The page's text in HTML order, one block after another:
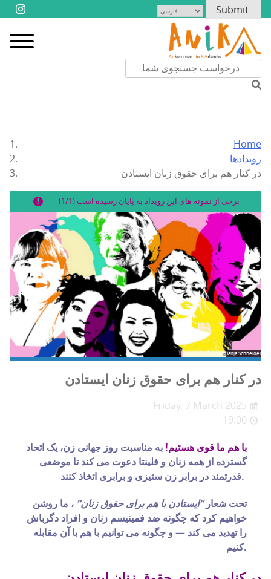
Home
رویدادها
در کنار هم برای حقوق زنان ایستادن
برخی از نمونه های این رویداد به پایان رسیده است (1/1)
Tanja Schneider
در کنار هم برای حقوق زنان ایستادن
Friday, 7 March 2025
19:00
با هم ما قوی هستیم! به مناسبت روز جهانی زن، یک اتحاد
گسترده از همه زنان و فلینتا دعوت می کند تا موضعی
قدرتمند در برابر زن ستیزی و برابری اتخاذ کنند.
تحت شعار“ایستادن با هم برای حقوق زنان” ، ما روشن
خواهیم کرد که چگونه ضد فمینیسم زنان و افراد دگرباش
را تهدید می کند — و چگونه می توانیم با هم با آن مقابله
کنیم.